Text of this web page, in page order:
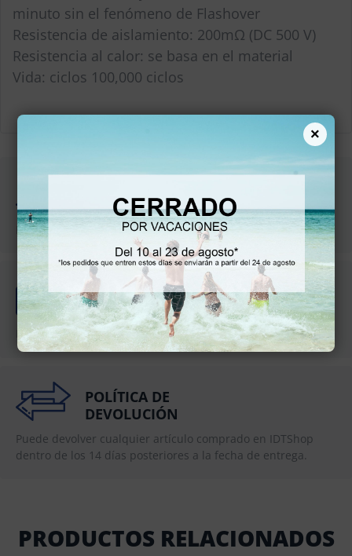
minuto sin el fenómeno de Flashover
Resistencia de aislamiento: 200mΩ (DC 500 V)
Resistencia al calor: se basa en el material
Vida: ciclos 100,000 ciclos
ENTREGA
Entregas en 42-78 horas
MÉTODO DE
PAGO
Pago por tarjeta, Paypal y transferencia
POLÍTICA DE
DEVOLUCIÓN
Puede devolver cualquier artículo comprado en IDTShop
dentro de los 14 días posteriores a la fecha de entrega.
PRODUCTOS RELACIONADOS
×